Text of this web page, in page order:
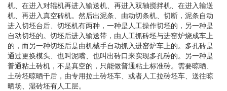
机、在进入对辊机再进入输送机、再进入双轴搅拌机、在进入输送
机、再进入真空砖机。然后出泥条、由动切条机、切断，泥条自动
进入切坯台后、切坯机有两种，一种是人工操作切坯的，另一种是
自动切坯的。切坯后进入输送带，由人工抓砖坯与进窑炉烧成车上
的，而另一种切坯后是由机械手自动抓入进窑炉车上的。多孔砖是
通过更换模头、也叫泥嘴、也叫出砖口来实现多孔砖的。另一种是
普通粘土砖机，不是真空的，只能做普通粘土标准砖。需要晾晒、
土砖坯晾晒干后，由专用拉土砖坯车、或者人工拉砖坯车、送往晾
晒场、湿砖坯有人工层。